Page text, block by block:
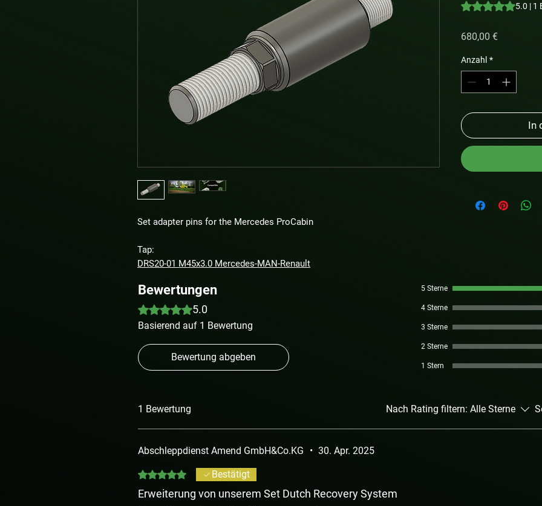
Set adapter pins for the Mercedes ProCabin
Tap:
DRS20-01 M45x3.0 Mercedes-MAN-Renault
Das Rating 5.0 | 1
680,00 €Preis
Anzahl *
In
Bewertungen
Mit 5 von 5 Sternen bewertet.
5.0
Basierend auf 1 Bewertung
Bewertung abgeben
5 Sterne
4 Sterne
3 Sterne
2 Sterne
1 Stern
1 Bewertung Nach Rating filtern: Alle Sterne
Abschleppdienst Amend GmbH&Co.KG • 30. Apr. 2025
Mit 5 von 5 Sternen bewertet.
Bestätigt
Erweiterung von unserem Set Dutch Recovery System